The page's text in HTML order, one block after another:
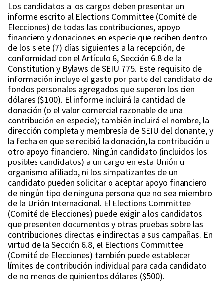
Los candidatos a los cargos deben presentar un
informe escrito al Elections Committee (Comité de
Elecciones) de todas las contribuciones, apoyo
financiero y donaciones en especie que reciben dentro
de los siete (7) días siguientes a la recepción, de
conformidad con el Artículo 6, Sección 6.8 de la
Constitution y Bylaws de SEIU 775. Este requisito de
información incluye el gasto por parte del candidato de
fondos personales agregados que superen los cien
dólares ($100). El informe incluirá la cantidad de
donación (o el valor comercial razonable de una
contribución en especie); también incluirá el nombre, la
dirección completa y membresía de SEIU del donante, y
la fecha en que se recibió la donación, la contribución u
otro apoyo financiero. Ningún candidato (incluidos los
posibles candidatos) a un cargo en esta Unión u
organismo afiliado, ni los simpatizantes de un
candidato pueden solicitar o aceptar apoyo financiero
de ningún tipo de ninguna persona que no sea miembro
de la Unión Internacional. El Elections Committee
(Comité de Elecciones) puede exigir a los candidatos
que presenten documentos y otras pruebas sobre las
contribuciones directas e indirectas a sus campañas. En
virtud de la Sección 6.8, el Elections Committee
(Comité de Elecciones) también puede establecer
límites de contribución individual para cada candidato
de no menos de quinientos dólares ($500).